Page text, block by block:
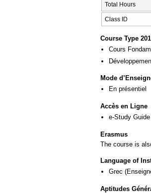
Total Hours
Class ID
Course Type
Cours
Mode
En présentiel
Accès en Ligne
e-Study Guide
Erasmus
The course is
Language of
Grec
Aptitudes